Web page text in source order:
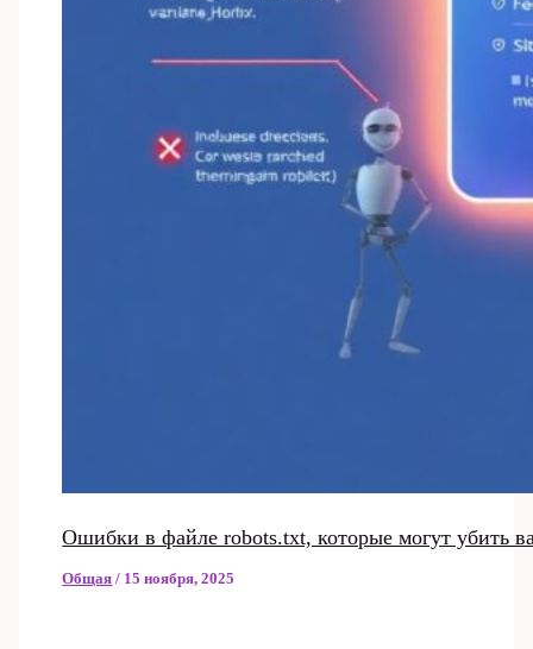
Ошибки в файле robots.txt, которые могут убить
Общая / 15 ноября, 2025